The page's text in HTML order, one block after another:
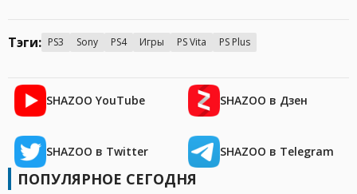
Тэги: PS3 Sony PS4 Игры PS Vita PS Plus
SHAZOO YouTube SHAZOO в Дзен
SHAZOO в Twitter SHAZOO в Telegram
ПОПУЛЯРНОЕ СЕГОДНЯ